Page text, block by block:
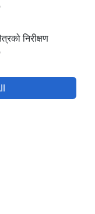
निरीक्षण